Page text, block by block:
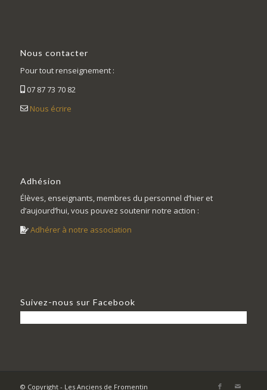
Nous contacter
Pour tout renseignement :
07 87 73 70 82
Nous écrire
Adhésion
Élèves, enseignants, membres du personnel d’hier et
d’aujourd’hui, vous pouvez soutenir notre action :
Adhérer à notre association
Suivez-nous sur Facebook
© Copyright - Les Anciens de Fromentin